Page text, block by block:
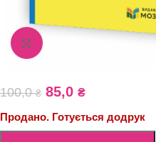
Збільшити зображення
100,0₴ 85,0 ₴
Продано. Готується додрук